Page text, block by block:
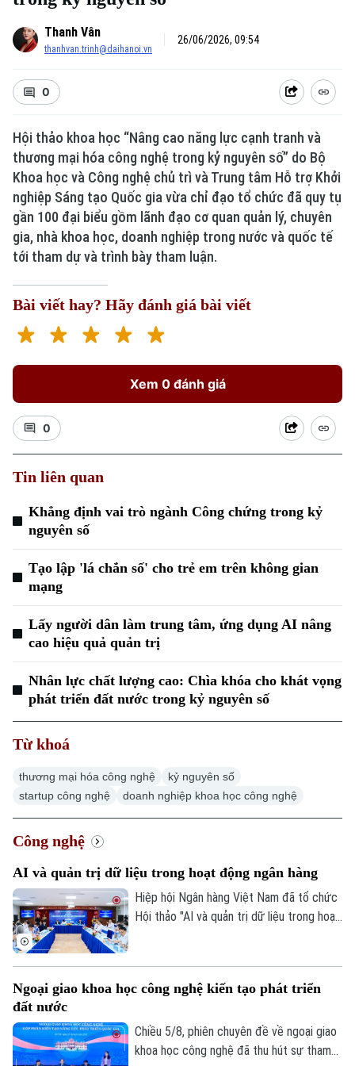
Thanh Vân
thanhvan.trinh@daihanoi.vn
26/06/2026, 09:54
0
Hội thảo khoa học “Nâng cao năng lực cạnh tranh và
thương mại hóa công nghệ trong kỷ nguyên số” do Bộ
Khoa học và Công nghệ chủ trì và Trung tâm Hỗ trợ Khởi
nghiệp Sáng tạo Quốc gia vừa chỉ đạo tổ chức đã quy tụ
gần 100 đại biểu gồm lãnh đạo cơ quan quản lý, chuyên
gia, nhà khoa học, doanh nghiệp trong nước và quốc tế
tới tham dự và trình bày tham luận.
Bài viết hay? Hãy đánh giá bài viết
Xem 0 đánh giá
0
Tin liên quan
Khẳng định vai trò ngành Công chứng trong kỷ
nguyên số
Tạo lập 'lá chắn số' cho trẻ em trên không gian
mạng
Lấy người dân làm trung tâm, ứng dụng AI nâng
cao hiệu quả quản trị
Nhân lực chất lượng cao: Chìa khóa cho khát vọng
phát triển đất nước trong kỷ nguyên số
Từ khoá
thương mại hóa công nghệ
kỷ nguyên số
startup công nghệ
doanh nghiệp khoa học công nghệ
Công nghệ
AI và quản trị dữ liệu trong hoạt động ngân hàng
Hiệp hội Ngân hàng Việt Nam đã tổ chức
Hội thảo "AI và quản trị dữ liệu trong hoạt
hàng và doanh nghiệp Fintech.
Ngoại giao khoa học công nghệ kiến tạo phát triển
đất nước
Chiều 5/8, phiên chuyên đề về ngoại giao
khoa học công nghệ đã thu hút sự tham